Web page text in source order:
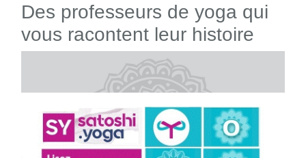
Des professeurs de yoga qui
vous racontent leur histoire